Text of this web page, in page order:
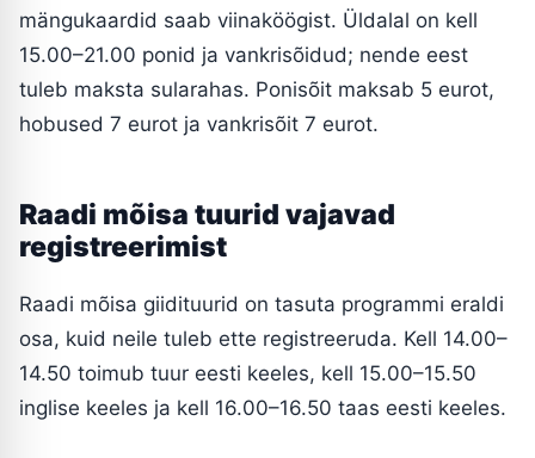
mängukaardid saab viinaköögist. Üldalal on kell
15.00–21.00 ponid ja vankrisõidud; nende eest
tuleb maksta sularahas. Ponisõit maksab 5 eurot,
hobused 7 eurot ja vankrisõit 7 eurot.
Raadi mõisa tuurid vajavad
registreerimist
Raadi mõisa giidituurid on tasuta programmi eraldi
osa, kuid neile tuleb ette registreeruda. Kell 14.00–
14.50 toimub tuur eesti keeles, kell 15.00–15.50
inglise keeles ja kell 16.00–16.50 taas eesti keeles.